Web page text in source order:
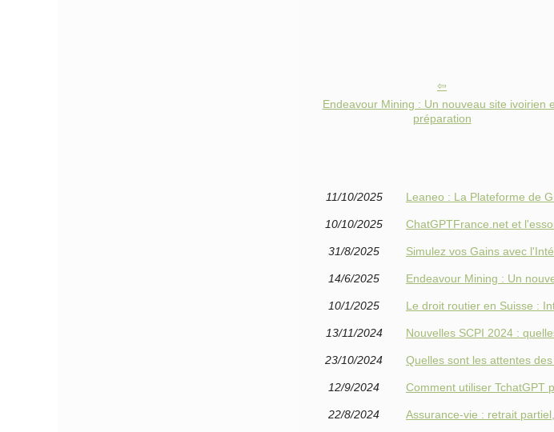
Endeavour Mining : Un nouveau site ivoirien
préparation
11/10/2025 Leaneo : La Plateforme de
10/10/2025 ChatGPTFrance.net et
31/8/2025 Simulez vos Gains avec
14/6/2025 Endeavour Mining : Un
10/1/2025 Le droit routier en Suisse :
13/11/2024 Nouvelles SCPI 2024 :
23/10/2024 Quelles sont les attentes
12/9/2024 Comment utiliser TchatGPT
22/8/2024 Assurance-vie : retrait